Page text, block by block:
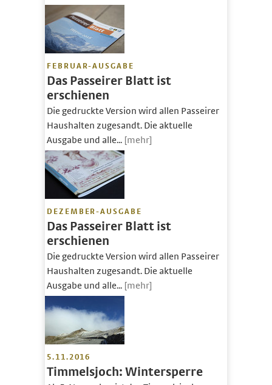
FEBRUAR-AUSGABE
Das Passeirer Blatt ist
erschienen
Die gedruckte Version wird allen Passeirer
Haushalten zugesandt. Die aktuelle
Ausgabe und alle... [mehr]
DEZEMBER-AUSGABE
Das Passeirer Blatt ist
erschienen
Die gedruckte Version wird allen Passeirer
Haushalten zugesandt. Die aktuelle
Ausgabe und alle... [mehr]
5.11.2016
Timmelsjoch: Wintersperre